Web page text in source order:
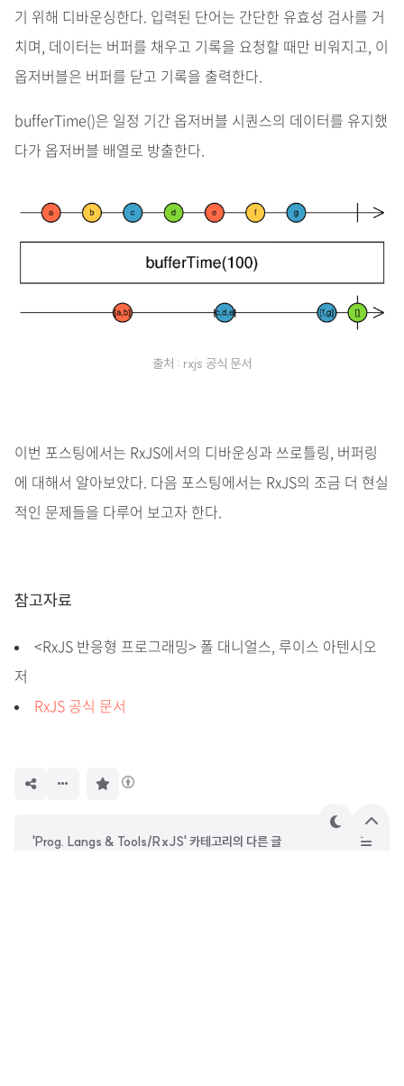
기 위해 디바운싱한다. 입력된 단어는 간단한 유효성 검사를 거
치며, 데이터는 버퍼를 채우고 기록을 요청할 때만 비워지고, 이
옵저버블은 버퍼를 닫고 기록을 출력한다.
bufferTime()은 일정 기간 옵저버블 시퀀스의 데이터를 유지했
다가 옵저버블 배열로 방출한다.
출처 : rxjs 공식 문서
이번 포스팅에서는 RxJS에서의 디바운싱과 쓰로틀링, 버퍼링
에 대해서 알아보았다. 다음 포스팅에서는 RxJS의 조금 더 현실
적인 문제들을 다루어 보고자 한다.
참고자료
<RxJS 반응형 프로그래밍> 폴 대니얼스, 루이스 아텐시오
저
RxJS 공식 문서
'Prog. Langs & Tools/RxJS' 카테고리의 다른 글
테
상
단